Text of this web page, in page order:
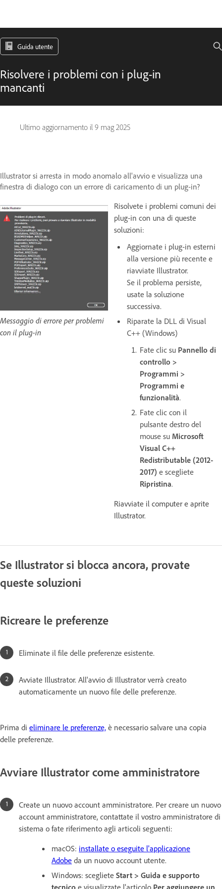
Guida utente
Risolvere i problemi con i plug-in
mancanti
Ultimo aggiornamento il 9 mag 2025
Illustrator si arresta in modo anomalo all'avvio e visualizza una
finestra di dialogo con un errore di caricamento di un plug-in?
Messaggio di errore per problemi
con il plug-in
Risolvete i problemi comuni dei
plug-in con una di queste
soluzioni:
Aggiornate i plug-in esterni
alla versione più recente e
riavviate Illustrator.
Se il problema persiste,
usate la soluzione
successiva.
Riparate la DLL di Visual
C++ (Windows)
Fate clic su Pannello di
controllo >
Programmi >
Programmi e
funzionalità.
Fate clic con il
pulsante destro del
mouse su Microsoft
Visual C++
Redistributable (2012-
2017) e scegliete
Ripristina.
Riavviate il computer e aprite
Illustrator.
Se Illustrator si blocca ancora, provate
queste soluzioni
Ricreare le preferenze
Eliminate il file delle preferenze esistente.
Avviate Illustrator. All'avvio di Illustrator verrà creato
automaticamente un nuovo file delle preferenze.
Prima di eliminare le preferenze, è necessario salvare una copia
delle preferenze.
Avviare Illustrator come amministratore
Create un nuovo account amministratore. Per creare un nuovo
account amministratore, contattate il vostro amministratore di
sistema o fate riferimento agli articoli seguenti:
macOS: installate o eseguite l'applicazione
Adobe da un nuovo account utente.
Windows: scegliete Start > Guida e supporto
tecnico e visualizzate l'articolo Per aggiungere un